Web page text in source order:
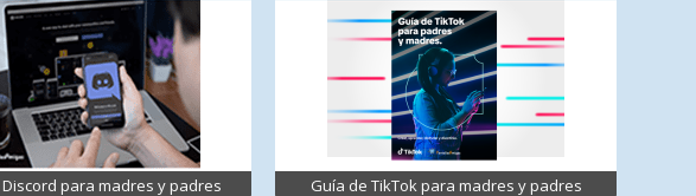
para madres y padres Guía de TikTok para madres y padres